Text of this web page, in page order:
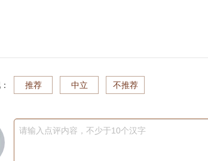
推荐 中立 不推荐
请输入点评内容，不少于10个汉字